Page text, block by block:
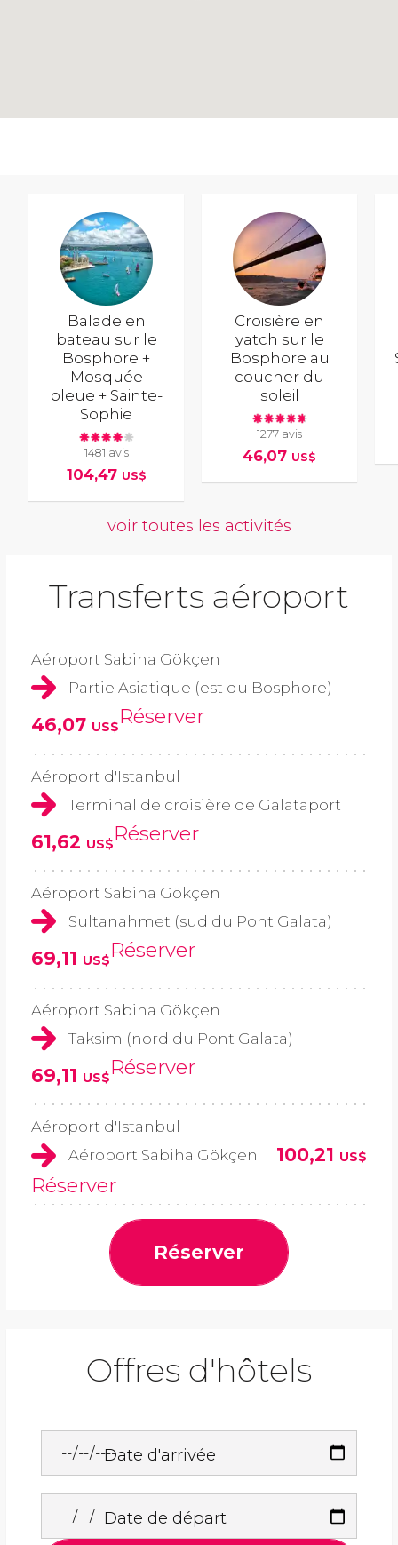
Balade en
bateau sur le
Bosphore +
Mosquée
bleue + Sainte-
Sophie
1481 avis
104,47 US$
Croisière en
yatch sur le
Bosphore au
coucher du
soleil
1277 avis
46,07 US$
voir toutes les activités
Transferts aéroport
Aéroport Sabiha Gökçen
Partie Asiatique (est du Bosphore)
46,07 US$Réserver
Aéroport d'Istanbul
Terminal de croisière de Galataport
61,62 US$Réserver
Aéroport Sabiha Gökçen
Sultanahmet (sud du Pont Galata)
69,11 US$Réserver
Aéroport Sabiha Gökçen
Taksim (nord du Pont Galata)
69,11 US$Réserver
Aéroport d'Istanbul
Aéroport Sabiha Gökçen
100,21 US$
Réserver
Réserver
Offres d'hôtels
Date d'arrivée
Date de départ